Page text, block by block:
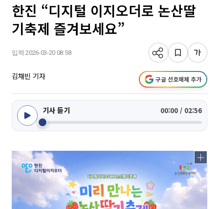
한진 “디지털 이지오더로 논산딸
기축제 즐겨보세요”
입력 2026-03-20 08:58
김채빈 기자 구글 선호매체 추가
기사 듣기 00:00 / 02:56